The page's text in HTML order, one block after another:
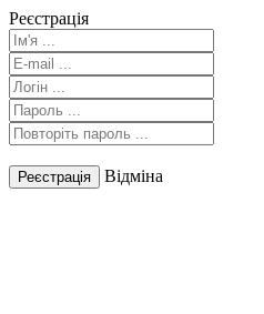
Реєстрація
Відміна